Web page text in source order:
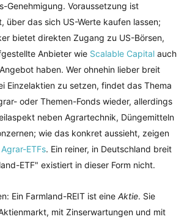
Genehmigung. Voraussetzung ist
über das sich US-Werte kaufen lassen;
bietet direkten Zugang zu US-Börsen,
Anbieter wie Scalable Capital auch
haben. Wer ohnehin lieber breit
Einzelaktien zu setzen, findet das Thema
oder Themen-Fonds wieder, allerdings
neben Agrartechnik, Düngemitteln
wie das konkret aussieht, zeigen
Agrar-ETFs. Ein reiner, in Deutschland breit
ETF" existiert in dieser Form nicht.
Ein Farmland-REIT ist eine Aktie. Sie
mit Zinserwartungen und mit